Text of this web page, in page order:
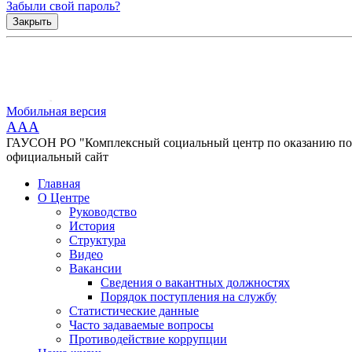
Забыли свой пароль?
Закрыть
Мобильная версия
AAA
ГАУСОН РО "Комплексный социальный центр по оказанию
официальный сайт
Главная
О Центре
Руководство
История
Структура
Видео
Вакансии
Сведения о вакантных должностях
Порядок поступления на службу
Статистические данные
Часто задаваемые вопросы
Противодействие коррупции